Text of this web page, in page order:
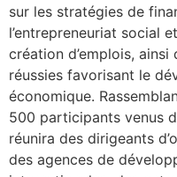
sur les stratégies de
l’entrepreneuriat social
création d’emplois,
réussies favorisant le
économique.
500 participants venus
réunira des dirigeants
des agences de